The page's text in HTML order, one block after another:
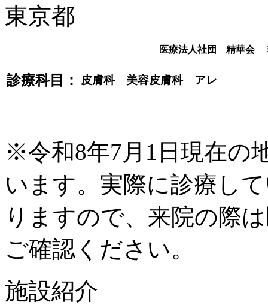
医療法人社団 精華会
診療科目： 皮膚科 美容皮膚科 アレ
※令和8年7月1日現在の
います。実際に診療し
りますので、来院の際
ご確認ください。
施設紹介